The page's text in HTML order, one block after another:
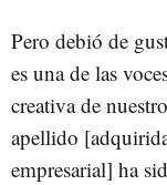
Pero debió de
es una de las
creativa de
apellido
empresarial] ha